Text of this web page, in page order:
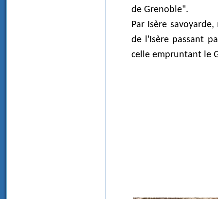
de Grenoble".
Par Isère
de l'Isère passant
celle empruntant le